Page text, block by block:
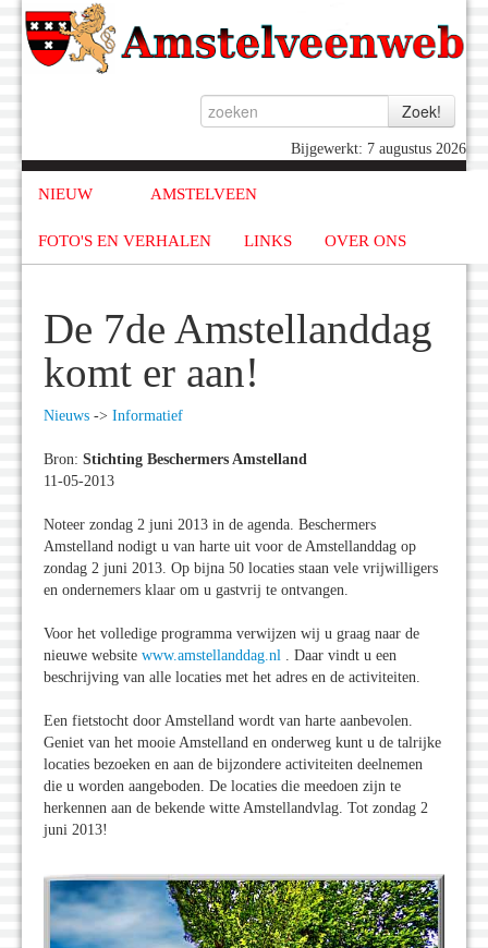
Bijgewerkt: 7 augustus 2026
NIEUW AMSTELVEEN
FOTO'S EN VERHALEN LINKS OVER ONS
De 7de Amstellanddag
komt er aan!
Nieuws -> Informatief
Bron: Stichting Beschermers Amstelland
11-05-2013
Noteer zondag 2 juni 2013 in de agenda. Beschermers
Amstelland nodigt u van harte uit voor de Amstellanddag op
zondag 2 juni 2013. Op bijna 50 locaties staan vele vrijwilligers
en ondernemers klaar om u gastvrij te ontvangen.
Voor het volledige programma verwijzen wij u graag naar de
nieuwe website www.amstellanddag.nl . Daar vindt u een
beschrijving van alle locaties met het adres en de activiteiten.
Een fietstocht door Amstelland wordt van harte aanbevolen.
Geniet van het mooie Amstelland en onderweg kunt u de talrijke
locaties bezoeken en aan de bijzondere activiteiten deelnemen
die u worden aangeboden. De locaties die meedoen zijn te
herkennen aan de bekende witte Amstellandvlag. Tot zondag 2
juni 2013!